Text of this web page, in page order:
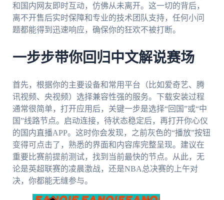
和国内网友即时互动，仿佛从未离开。这一切的背后，
离不开售后实时保障和专业的技术团队支持，任何小问
题都能得到迅速响应，确保你的狂欢不被打断。
一步步带你回归中文解说赛场
首先，根据你的主要设备和常用平台（比如爱奇艺、腾
讯视频、央视频）选择兼容性强的服务。下载安装过程
通常很简单，打开应用后，关键一步是选择“回国”或“中
国”线路节点。启动连接，待状态稳定后，再打开你心仪
的国内直播APP。这时你会发现，之前灰色的“播放”按钮
变得可点击了，熟悉的界面和内容库完整呈现。建议在
重要比赛前提前测试，找到当前最快的节点。从此，无
论是英超联赛的凌晨激战，还是NBA总决赛的上午对
决，你都能无缝参与。